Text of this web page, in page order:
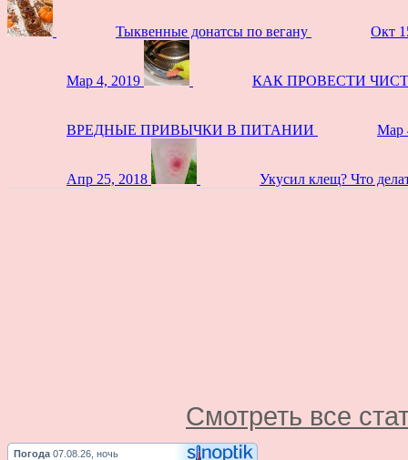
Тыквенные донатсы по вегану Окт
Мар 4, 2019 КАК ПРОВЕСТИ
ВРЕДНЫЕ ПРИВЫЧКИ В ПИТАНИИ Мар
Апр 25, 2018 Укусил клещ? Что
Смотреть все
Погода 07.08.26, ночь